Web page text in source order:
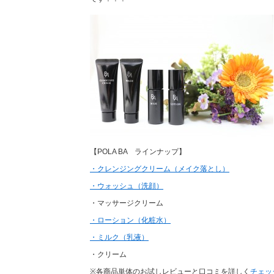
【POLA BA ラインナップ】
・クレンジングクリーム（メイク落とし）
・ウォッシュ（洗顔）
・マッサージクリーム
・ローション（化粧水）
・ミルク（乳液）
・クリーム
※各商品単体のお試しレビューと口コミを詳しく チェッ